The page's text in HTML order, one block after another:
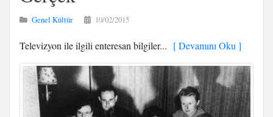
Genel Kültür 10/02/2015
Televizyon ile ilgili enteresan bilgiler... [ Devamını Oku ]